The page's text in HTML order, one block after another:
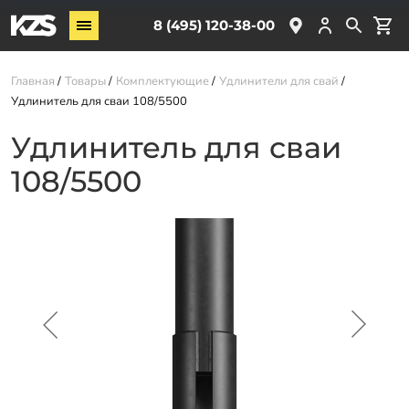
8 (495) 120-38-00
Винтовые сваи
ЖБ сваи
Обвязка свай
Услуги
Контакты
Главная Товары Комплектующие
Удлинители для свай
Удлинитель для сваи 108/5500
Удлинитель для сваи
108/5500